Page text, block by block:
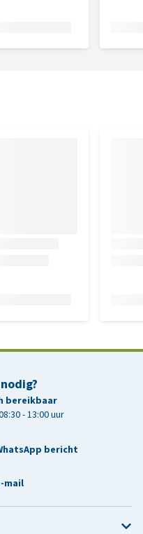
bereikbaar
- 13:00 uur
bericht
mail